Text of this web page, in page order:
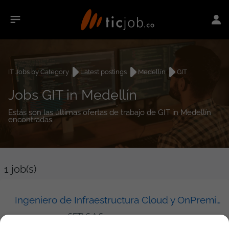
IT Jobs by Category Latest postings Medellín GIT
Jobs GIT in Medellín
Estás son las últimas ofertas de trabajo de GIT in Medellín
encontradas.
1 job(s)
Ingeniero de Infraestructura Cloud y OnPremise (AWS)
SETI S.A.S.